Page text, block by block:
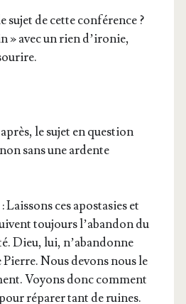
de cette confé­rence ?
» avec un rien d’i­ro­nie,
le sujet en ques­tion
sans une ardente
ces apos­ta­sies et
tou­jours l’a­ban­don du
Dieu, lui, n’a­ban­donne
Pierre. Nous devons nous le
Voyons donc com­ment
répa­rer tant de ruines.